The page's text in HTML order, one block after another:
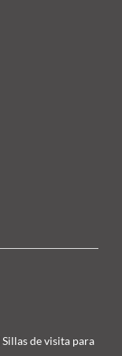
Sillas de visita para